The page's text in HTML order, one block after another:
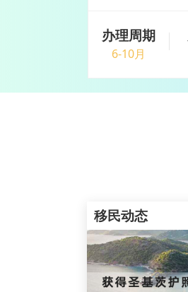
办理周期
6-10月
移民动态